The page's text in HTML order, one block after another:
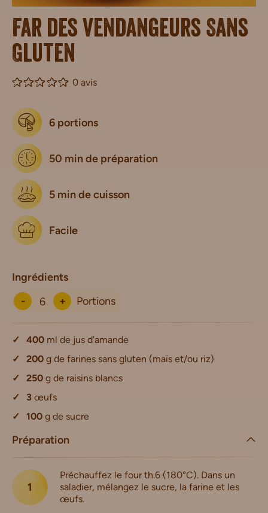
Far des vendangeurs Sans
Gluten
0 avis
6 portions
50 min de préparation
5 min de cuisson
Facile
Ingrédients
-
+ Portions
400 ml de jus d’amande
200 g de farines sans gluten (maïs et/ou riz)
250 g de raisins blancs
3 œufs
100 g de sucre
Préparation
Préchauffez le four th.6 (180°C). Dans un
saladier, mélangez le sucre, la farine et les
œufs.